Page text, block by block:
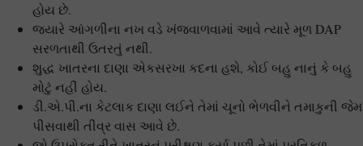
હોય છે.
જ્યારે આંગળીના નખ વડે ખંજવાળવામાં આવે ત્યારે મૂળ DAP
સરળતાથી ઉતરતું નથી.
શુદ્ધ ખાતરના દાણા એકસરખા કદના હશે, કોઈ બહુ નાનું કે બહુ
મોટું નહીં હોય.
ડી.એ.પી.ના કેટલાક દાણા લઈને તેમાં ચૂનો ભેળવીને તમાકુની જેમ
પીસવાથી તીવ્ર વાસ આવે છે.